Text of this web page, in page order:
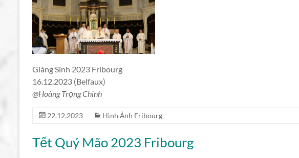
Giáng Sinh 2023 Fribourg
16.12.2023 (Belfaux)
@Hoàng Trọng Chinh
22.12.2023 Hình Ảnh Fribourg
Tết Quý Mão 2023 Fribourg